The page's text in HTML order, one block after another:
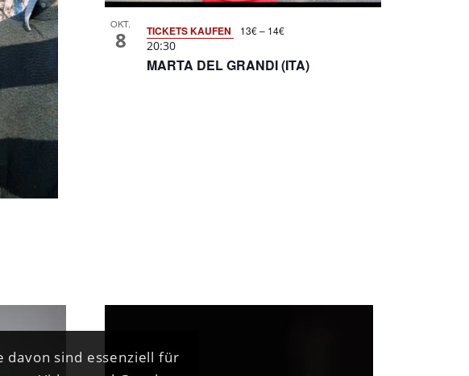
OKT.
8
MARTA DEL GRANDI (ITA)
20:30
TICKETS KAUFEN 13€ – 14€
davon sind essenziell für